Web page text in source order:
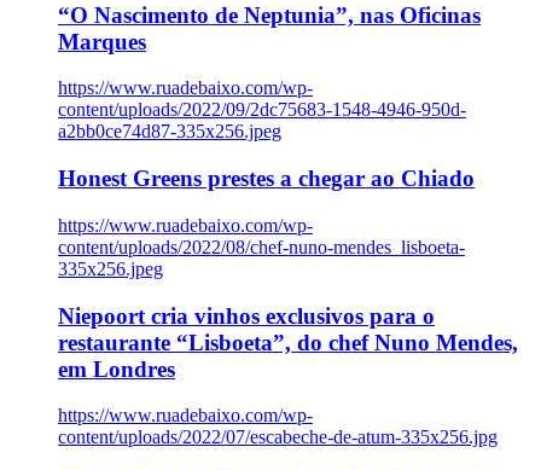
“O Nascimento de Neptunia”, nas Oficinas
Marques
https://www.ruadebaixo.com/wp-
content/uploads/2022/09/2dc75683-1548-4946-950d-
a2bb0ce74d87-335x256.jpeg
Honest Greens prestes a chegar ao Chiado
https://www.ruadebaixo.com/wp-
content/uploads/2022/08/chef-nuno-mendes_lisboeta-
335x256.jpeg
Niepoort cria vinhos exclusivos para o
restaurante “Lisboeta”, do chef Nuno Mendes,
em Londres
https://www.ruadebaixo.com/wp-
content/uploads/2022/07/escabeche-de-atum-335x256.jpg